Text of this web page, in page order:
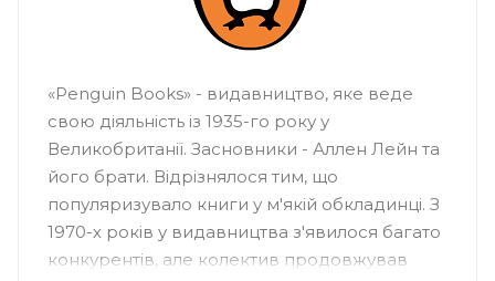
«Penguin Books» - видавництво, яке веде
свою діяльність із 1935-го року у
Великобританії. Засновники - Аллен Лейн та
його брати. Відрізнялося тим, що
популяризувало книги у м'якій обкладинці. З
1970-х років у видавництва з'явилося багато
конкурентів, але колектив продовжував